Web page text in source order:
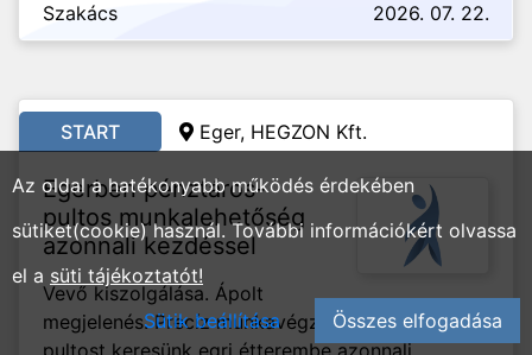
Szakács 2026. 07. 22.
START Eger, HEGZON Kft.
Egerben pénztáros-
pultos munkalehetőség
azonnali kezdéssel
Vevő kiszolgálása. Ápolt
megjelenés. Precíz munkavégzés. Pénztáros-
pultost keresünk egri étterembe azonnali
Az oldal a hatékonyabb működés érdekében
sütiket(cookie) használ. További információkért olvassa
el a süti tájékoztatót!
Sütik beállítása
Összes elfogadása